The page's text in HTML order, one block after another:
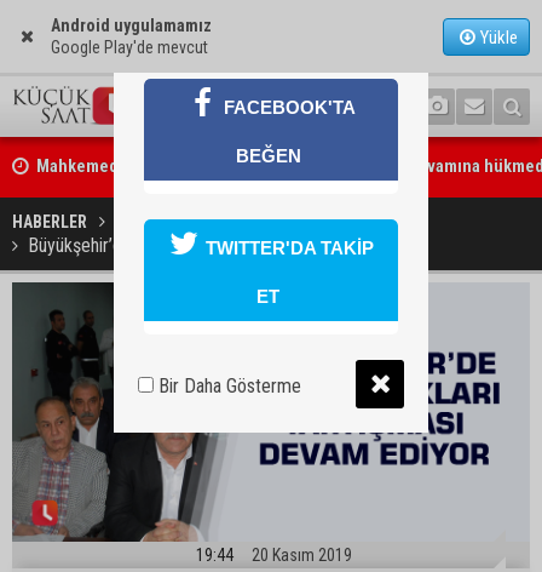
Android uygulamamız
Google Play'de mevcut
Yükle
Mahkemeden Oya Tekin kararı: Tutukluluk halinin devamına
Adana’da taziye evinde silahlı kavga kamerada: Çok sayıda polis
sevk edildi
HABERLER GÜNDEM
Büyükşehir’de işçi alacakları tartışması devam ediyor
19:44 20 Kasım 2019
FACEBOOK'TA
BEĞEN
TWITTER'DA TAKİP
ET
Bir Daha Gösterme